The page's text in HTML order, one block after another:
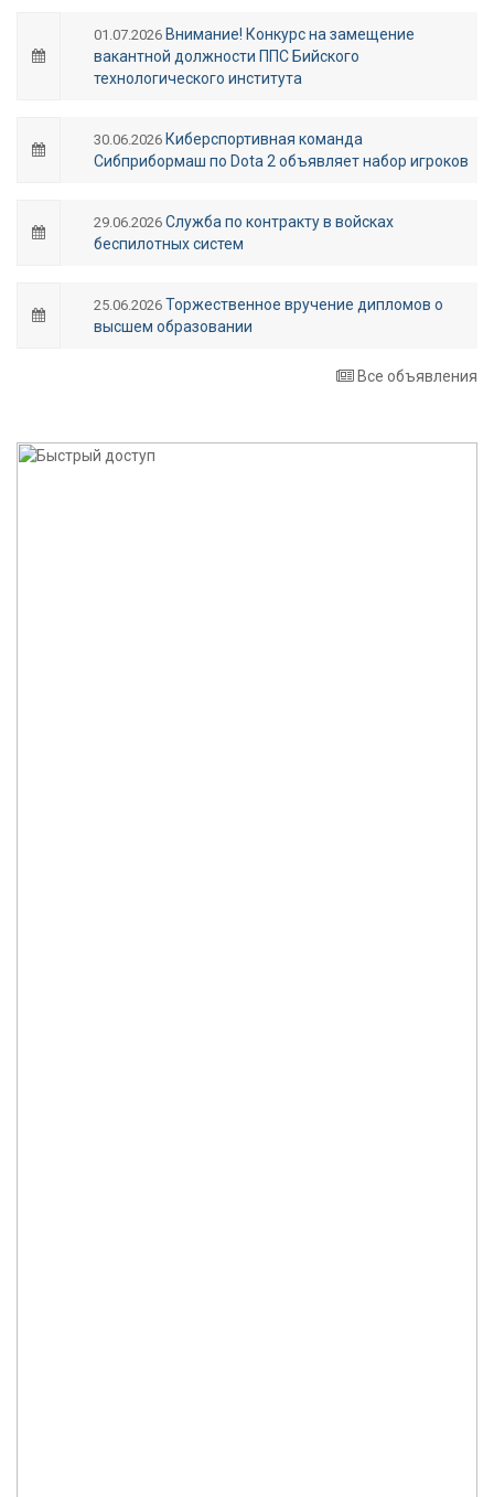
01.07.2026 Внимание! Конкурс на замещение
вакантной должности ППС Бийского
технологического института
30.06.2026 Киберспортивная команда
Сибприбормаш по Dota 2 объявляет набор игроков
29.06.2026 Служба по контракту в войсках
беспилотных систем
25.06.2026 Торжественное вручение дипломов о
высшем образовании
Все объявления